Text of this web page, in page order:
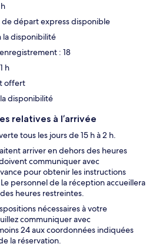
de départ express disponible
la disponibilité
: 18
h
offert
disponibilité
relatives à l’arrivée
tous les jours de 15 h à 2 h.
arriver en dehors des heures
communiquer avec
pour obtenir les instructions
Le personnel de la réception accueillera
heures restreintes.
nécessaires à votre
communiquer avec
24 aux coordonnées indiquées
la réservation.